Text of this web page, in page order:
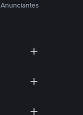
Anunciantes